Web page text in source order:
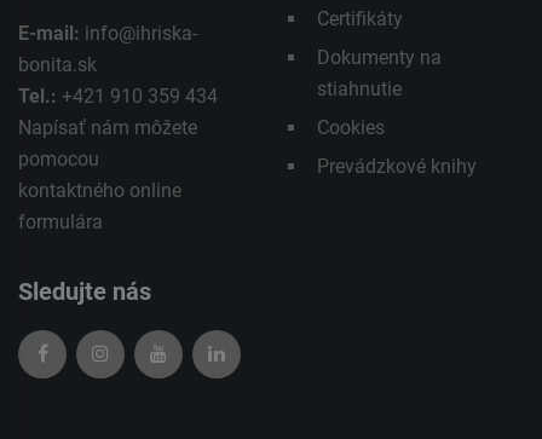
E-mail: info@ihriska-
bonita.sk
Tel.: +421 910 359 434
Napísať nám môžete
pomocou
kontaktného online
formulára
Certifikáty
Dokumenty na
stiahnutie
Cookies
Prevádzkové knihy
Sledujte nás